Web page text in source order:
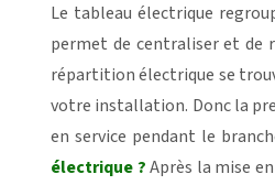
Le tableau électrique
permet de centraliser et de
répartition électrique se
votre installation. Donc la
en service pendant le
électrique ?Après la mise